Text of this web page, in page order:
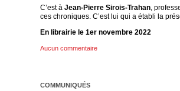
C’est à Jean-Pierre Sirois-Trahan ,
ces chroniques. C’est lui qui a établi la
En librairie le 1er novembre 2022
Aucun commentaire
COMMUNIQUÉS